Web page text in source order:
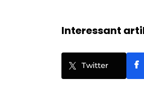
Interessant
Twitter